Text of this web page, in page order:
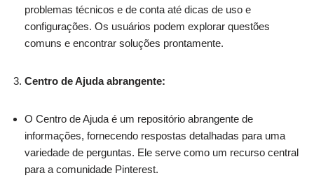
problemas técnicos e de conta até dicas de uso e
configurações. Os usuários podem explorar questões
comuns e encontrar soluções prontamente.
Centro de Ajuda abrangente:
O Centro de Ajuda é um repositório abrangente de
informações, fornecendo respostas detalhadas para uma
variedade de perguntas. Ele serve como um recurso central
para a comunidade Pinterest.